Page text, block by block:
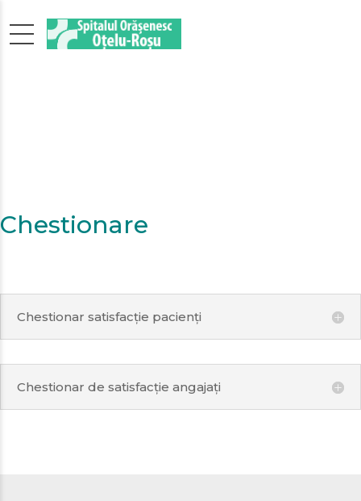
Chestionare
Chestionar satisfacție pacienți
Chestionar de satisfacție angajați